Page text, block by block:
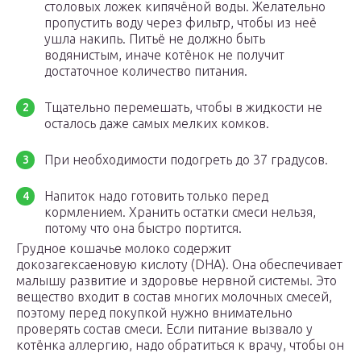
столовых ложек кипячёной воды. Желательно
пропустить воду через фильтр, чтобы из неё
ушла накипь. Питьё не должно быть
водянистым, иначе котёнок не получит
достаточное количество питания.
Тщательно перемешать, чтобы в жидкости не
осталось даже самых мелких комков.
При необходимости подогреть до 37 градусов.
Напиток надо готовить только перед
кормлением. Хранить остатки смеси нельзя,
потому что она быстро портится.
Грудное кошачье молоко содержит
докозагексаеновую кислоту (DHA). Она обеспечивает
малышу развитие и здоровье нервной системы. Это
вещество входит в состав многих молочных смесей,
поэтому перед покупкой нужно внимательно
проверять состав смеси. Если питание вызвало у
котёнка аллергию, надо обратиться к врачу, чтобы он